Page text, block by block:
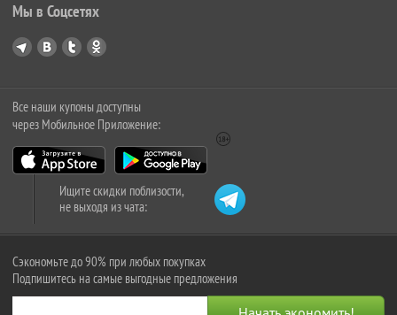
Мы в Соцсетях
Все наши купоны доступны
через Мобильное Приложение:
Ищите скидки поблизости,
не выходя из чата:
Сэкономьте до 90% при любых покупках
Подпишитесь на самые выгодные предложения